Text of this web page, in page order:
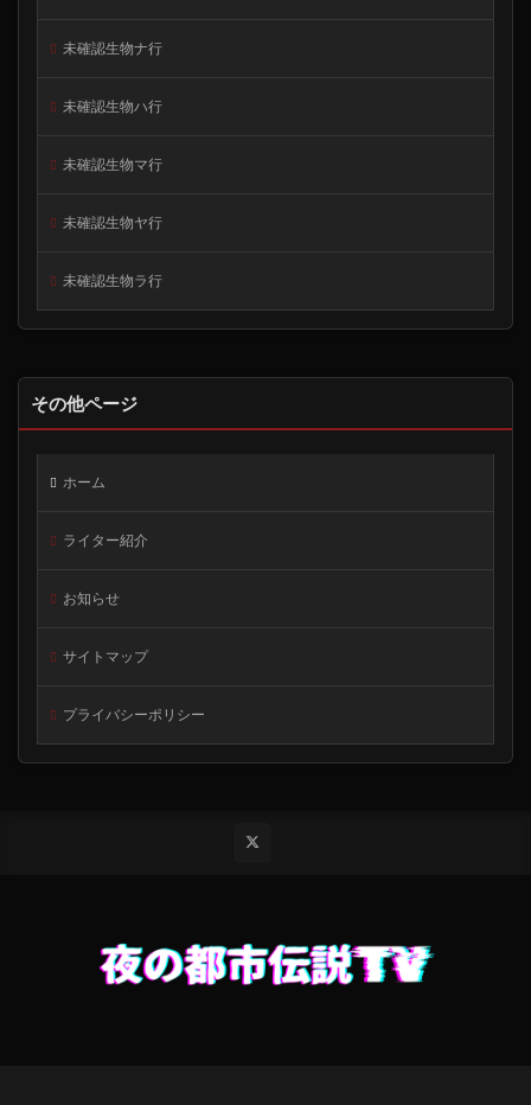
未確認生物ナ行
未確認生物ハ行
未確認生物マ行
未確認生物ヤ行
未確認生物ラ行
その他ページ
ホーム
ライター紹介
お知らせ
サイトマップ
プライバシーポリシー